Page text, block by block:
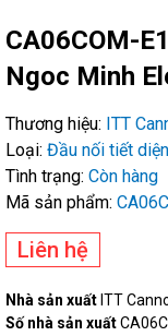
CA06COM-
Ngoc Minh
Thương hiệu: ITT
Loại: Đầu nối tiết
Tình trạng: Còn hàng
Mã sản phẩm:
Liên hệ
Nhà sản xuất ITT
Số nhà sản xuất